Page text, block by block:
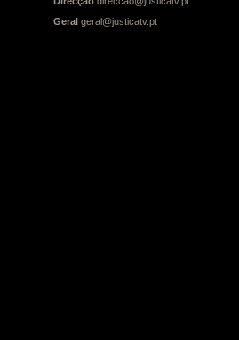
Geral geral@justicatv.pt